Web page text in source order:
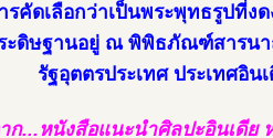
รคัดเลือกว่าเป็นพระพุทธรูปที่ง
ะดิษฐานอยู่ ณ พิพิธภัณฑ์สารนา
รัฐอุตตรประเทศ ประเทศอิน
ก...หนังสือแนะนำศิลปะอินเดีย